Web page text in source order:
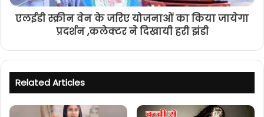
एलईडी स्क्रीन वेन के जरिए योजनाओं का किया जायेगा
प्रदर्शन ,कलेक्टर ने दिखायी हरी झंडी
Related Articles